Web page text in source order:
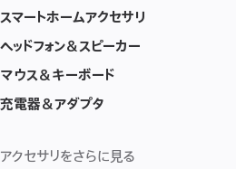
スマートホームアクセサリ
ヘッドフォン＆スピーカー
マウス＆キーボード
充電器＆アダプタ
アクセサリをさらに見る